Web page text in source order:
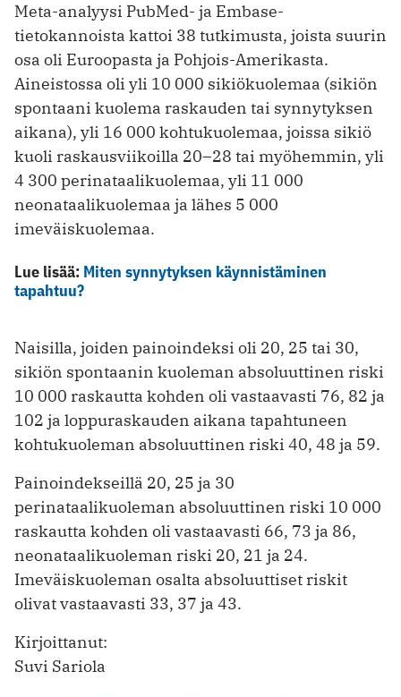
Meta-analyysi PubMed- ja Embase-
tietokannoista kattoi 38 tutkimusta, joista suurin
osa oli Euroopasta ja Pohjois-Amerikasta.
Aineistossa oli yli 10 000 sikiökuolemaa (sikiön
spontaani kuolema raskauden tai synnytyksen
aikana), yli 16 000 kohtukuolemaa, joissa sikiö
kuoli raskausviikoilla 20–28 tai myöhemmin, yli
4 300 perinataalikuolemaa, yli 11 000
neonataalikuolemaa ja lähes 5 000
imeväiskuolemaa.
Lue lisää: Miten synnytyksen käynnistäminen
tapahtuu?
Naisilla, joiden painoindeksi oli 20, 25 tai 30,
sikiön spontaanin kuoleman absoluuttinen riski
10 000 raskautta kohden oli vastaavasti 76, 82 ja
102 ja loppuraskauden aikana tapahtuneen
kohtukuoleman absoluuttinen riski 40, 48 ja 59.
Painoindekseillä 20, 25 ja 30
perinataalikuoleman absoluuttinen riski 10 000
raskautta kohden oli vastaavasti 66, 73 ja 86,
neonataalikuoleman riski 20, 21 ja 24.
Imeväiskuoleman osalta absoluuttiset riskit
olivat vastaavasti 33, 37 ja 43.
Kirjoittanut:
Suvi Sariola